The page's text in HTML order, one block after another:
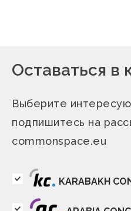
Оставаться в
Выберите
подпишитесь на
commonspace.eu
KARABAKH